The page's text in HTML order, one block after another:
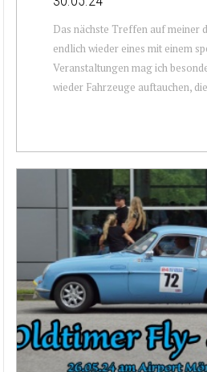
Das nächste Treffen auf meiner
endlich wieder eines mit einem
Veranstaltungen mag ich
wieder Fahrzeuge auftauchen,